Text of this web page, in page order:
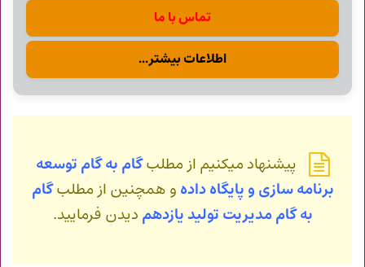
تماس با ما
اطلاعات بیشتر...
پیشنهاد میکنیم از مطلبگام به گام توسعه
برنامه سازی و پایگاه داده و همچنین از مطلبگام
به گام مدیریت تولید یازدهم دیدن فرمایید.